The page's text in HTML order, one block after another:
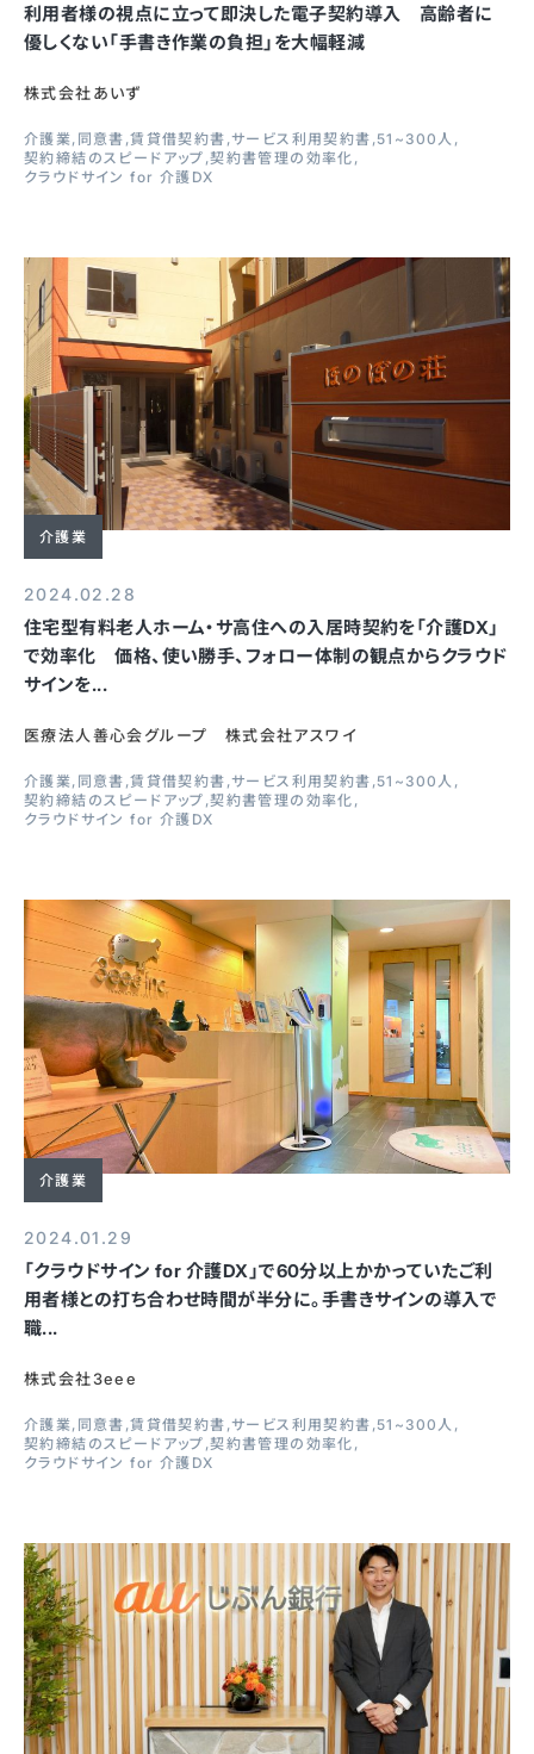
利用者様の視点に立って即決した電子契約導入 高齢者に
優しくない「手書き作業の負担」を大幅軽減
株式会社あいず
介護業 同意書 賃貸借契約書 サービス利用契約書 51~300人
契約締結のスピードアップ 契約書管理の効率化
クラウドサイン for 介護DX
介護業
2024.02.28
住宅型有料老人ホーム・サ高住への入居時契約を「介護DX」
で効率化 価格、使い勝手、フォロー体制の観点からクラウド
サインを...
医療法人善心会グループ 株式会社アスワイ
介護業 同意書 賃貸借契約書 サービス利用契約書 51~300人
契約締結のスピードアップ 契約書管理の効率化
クラウドサイン for 介護DX
介護業
2024.01.29
「クラウドサイン for 介護DX」で60分以上かかっていたご利
用者様との打ち合わせ時間が半分に。手書きサインの導入で
職...
株式会社3eee
介護業 同意書 賃貸借契約書 サービス利用契約書 51~300人
契約締結のスピードアップ 契約書管理の効率化
クラウドサイン for 介護DX